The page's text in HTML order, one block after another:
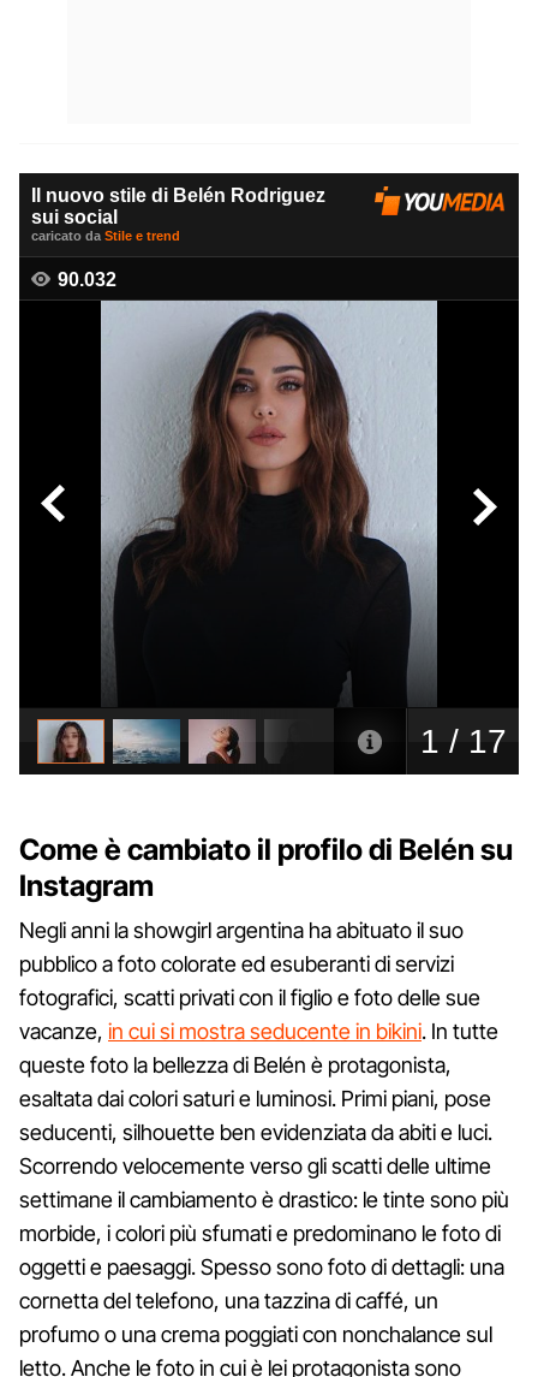
Come è cambiato il profilo di Belén su
Instagram
Negli anni la showgirl argentina ha abituato il suo
pubblico a foto colorate ed esuberanti di servizi
fotografici, scatti privati con il figlio e foto delle sue
vacanze, in cui si mostra seducente in bikini. In tutte
queste foto la bellezza di Belén è protagonista,
esaltata dai colori saturi e luminosi. Primi piani, pose
seducenti, silhouette ben evidenziata da abiti e luci.
Scorrendo velocemente verso gli scatti delle ultime
settimane il cambiamento è drastico: le tinte sono più
morbide, i colori più sfumati e predominano le foto di
oggetti e paesaggi. Spesso sono foto di dettagli: una
cornetta del telefono, una tazzina di caffé, un
profumo o una crema poggiati con nonchalance sul
letto. Anche le foto in cui è lei protagonista sono